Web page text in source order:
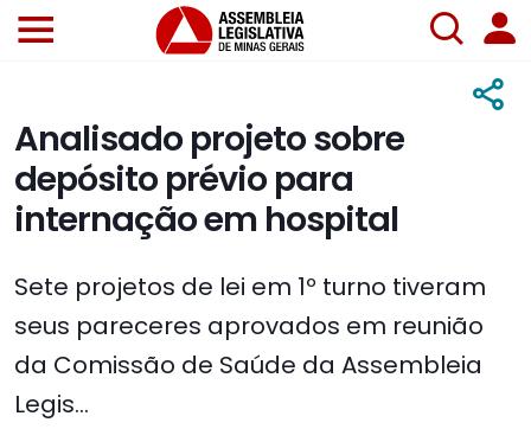
Analisado projeto sobre
depósito prévio para
internação em hospital
Sete projetos de lei em 1º turno tiveram
seus pareceres aprovados em reunião
da Comissão de Saúde da Assembleia
Legis...